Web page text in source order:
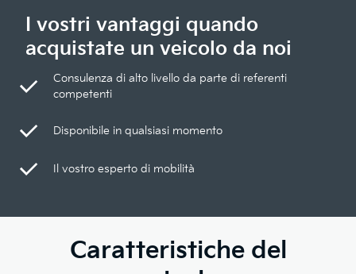
I vostri vantaggi quando
acquistate un veicolo da noi
Consulenza di alto livello da parte di referenti
competenti
Disponibile in qualsiasi momento
Il vostro esperto di mobilità
Caratteristiche del